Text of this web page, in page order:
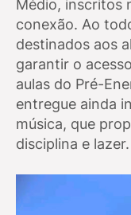
Médio, inscritos
conexão. Ao
destinados aos
garantir o
aulas do Pré-
entregue ainda
música, que
disciplina e lazer.